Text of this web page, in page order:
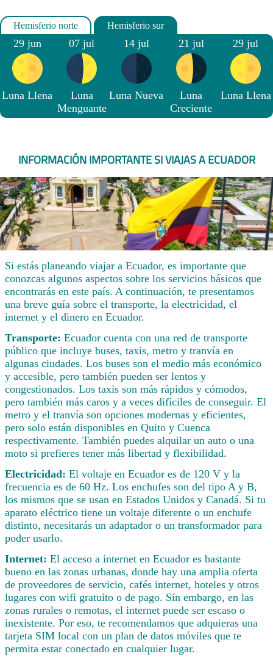
29 jun
Luna Llena
07 jul
Luna
Menguante
14 jul
Luna Nueva
21 jul
Luna
Creciente
29 jul
Luna Llena
INFORMACIÓN IMPORTANTE SI VIAJAS A ECUADOR
Si estás planeando viajar a Ecuador, es importante que
conozcas algunos aspectos sobre los servicios básicos que
encontrarás en este país. A continuación, te presentamos
una breve guía sobre el transporte, la electricidad, el
internet y el dinero en Ecuador.
Transporte: Ecuador cuenta con una red de transporte
público que incluye buses, taxis, metro y tranvía en
algunas ciudades. Los buses son el medio más económico
y accesible, pero también pueden ser lentos y
congestionados. Los taxis son más rápidos y cómodos,
pero también más caros y a veces difíciles de conseguir. El
metro y el tranvía son opciones modernas y eficientes,
pero solo están disponibles en Quito y Cuenca
respectivamente. También puedes alquilar un auto o una
moto si prefieres tener más libertad y flexibilidad.
Electricidad: El voltaje en Ecuador es de 120 V y la
frecuencia es de 60 Hz. Los enchufes son del tipo A y B,
los mismos que se usan en Estados Unidos y Canadá. Si tu
aparato eléctrico tiene un voltaje diferente o un enchufe
distinto, necesitarás un adaptador o un transformador para
poder usarlo.
Internet: El acceso a internet en Ecuador es bastante
bueno en las zonas urbanas, donde hay una amplia oferta
de proveedores de servicio, cafés internet, hoteles y otros
lugares con wifi gratuito o de pago. Sin embargo, en las
zonas rurales o remotas, el internet puede ser escaso o
inexistente. Por eso, te recomendamos que adquieras una
tarjeta SIM local con un plan de datos móviles que te
permita estar conectado en cualquier lugar.